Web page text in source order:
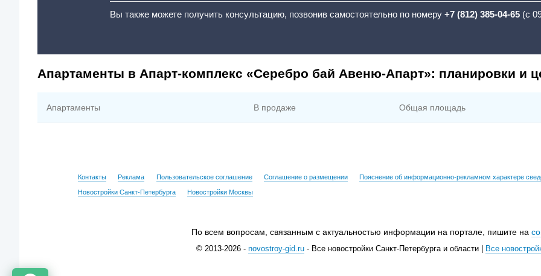
Вы также можете получить консультацию, позвонив самостоятельно по номеру +7 (812) 385-04-65 (с
Апартаменты в Апарт-комплекс «Серебро бай Авеню-Апарт»: планировки и
Апартаменты В продаже Общая площадь
Контакты Реклама Пользовательское соглашение Соглашение о размещении Пояснение об информационно-рекламном характере
Новостройки Санкт-Петербурга Новостройки Москвы
По всем вопросам, связанным с актуальностью информации на портале, пишите на
© 2013-2026 - novostroy-gid.ru - Все новостройки Санкт-Петербурга и области | Все